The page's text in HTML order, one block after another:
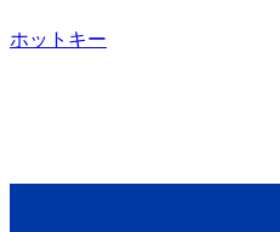
ホットキー